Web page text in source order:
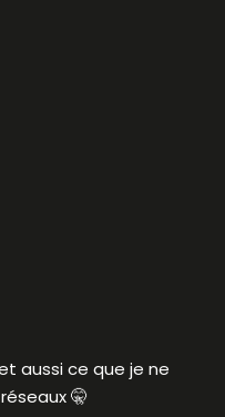
aussi ce que je ne
🤫